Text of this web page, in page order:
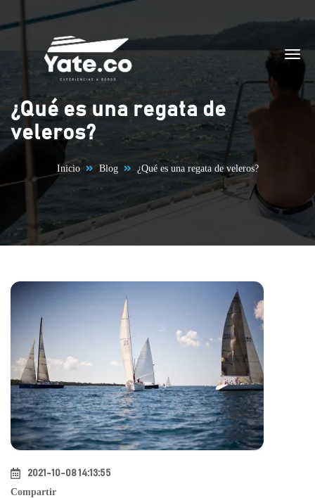
Saltar al contenido
¿Qué es una regata de
veleros?
Inicio Blog ¿Qué es una regata de veleros?
2021-10-08 14:13:55
Compartir